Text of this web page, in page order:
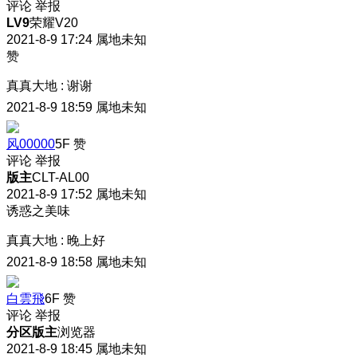
评论 举报
LV9荣耀V20
2021-8-9 17:24 属地未知
赞
真真大地 : 谢谢
2021-8-9 18:59 属地未知
风000005F 赞
评论 举报
版主CLT-AL00
2021-8-9 17:52 属地未知
诱惑之美味
真真大地 : 晚上好
2021-8-9 18:58 属地未知
白雲飛6F 赞
评论 举报
分区版主浏览器
2021-8-9 18:45 属地未知